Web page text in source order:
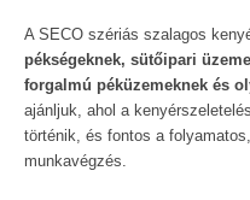
A SECO szériás szalagos
pékségeknek, sütőipari
forgalmú péküzemeknek és
ajánljuk, ahol a
történik, és fontos a
munkavégzés.